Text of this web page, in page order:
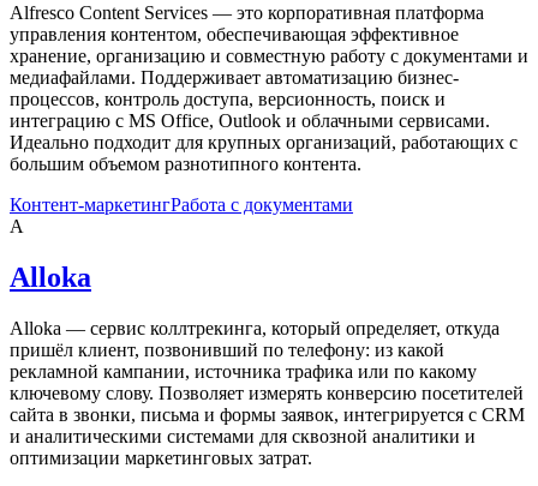
Alfresco Content Services — это корпоративная платформа
управления контентом, обеспечивающая эффективное
хранение, организацию и совместную работу с документами и
медиафайлами. Поддерживает автоматизацию бизнес-
процессов, контроль доступа, версионность, поиск и
интеграцию с MS Office, Outlook и облачными сервисами.
Идеально подходит для крупных организаций, работающих с
большим объемом разнотипного контента.
Контент-маркетингРабота с документами
A
Alloka
Alloka — сервис коллтрекинга, который определяет, откуда
пришёл клиент, позвонивший по телефону: из какой
рекламной кампании, источника трафика или по какому
ключевому слову. Позволяет измерять конверсию посетителей
сайта в звонки, письма и формы заявок, интегрируется с CRM
и аналитическими системами для сквозной аналитики и
оптимизации маркетинговых затрат.